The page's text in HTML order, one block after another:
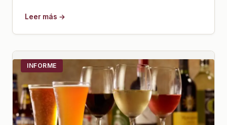
Leer más →
INFORME